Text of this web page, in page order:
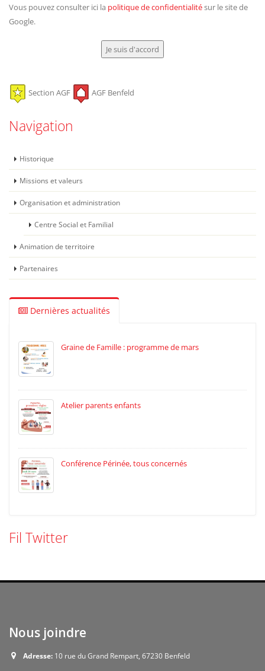
Vous pouvez consulter ici la politique de confidentialitésur le site de
Google.
Je suis d'accord
Section AGF AGF Benfeld
Navigation
Historique
Missions et valeurs
Organisation et administration
Centre Social et Familial
Animation de territoire
Partenaires
Dernières actualités
Graine de Famille : programme de mars
Atelier parents enfants
Conférence Périnée, tous concernés
Fil Twitter
Nous joindre
Adresse: 10 rue du Grand Rempart, 67230 Benfeld